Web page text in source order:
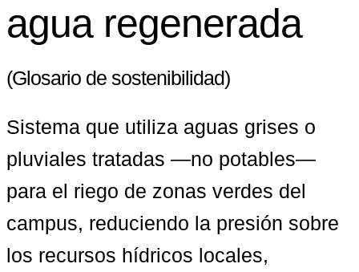
agua regenerada
(Glosario de sostenibilidad)
Sistema que utiliza aguas grises o
pluviales tratadas —no potables—
para el riego de zonas verdes del
campus, reduciendo la presión sobre
los recursos hídricos locales,